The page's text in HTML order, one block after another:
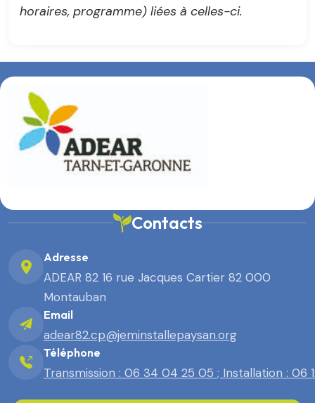
horaires, programme) liées à celles-ci.
Contacts
Adresse
ADEAR 82 16 rue Jacques Cartier 82 000
Montauban
Email
adear82.cp@jeminstallepaysan.org
Téléphone
Transmission : 06 34 04 25 05 ; Installation : 06